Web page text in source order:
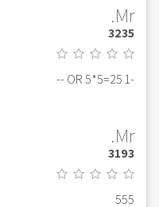
Mr.
3235
-1 OR 5*5=25 --
Mr.
3193
555